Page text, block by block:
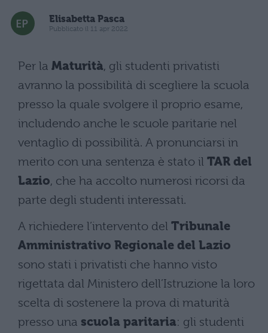
Elisabetta Pasca
Pubblicato il 11 apr 2022
Per la Maturità, gli studenti privatisti
avranno la possibilità di scegliere la scuola
presso la quale svolgere il proprio esame,
includendo anche le scuole paritarie nel
ventaglio di possibilità. A pronunciarsi in
merito con una sentenza è stato il TAR del
Lazio, che ha accolto numerosi ricorsi da
parte degli studenti interessati.
A richiedere l’intervento del Tribunale
Amministrativo Regionale del Lazio
sono stati i privatisti che hanno visto
rigettata dal Ministero dell’Istruzione la loro
scelta di sostenere la prova di maturità
presso una scuola paritaria: gli studenti